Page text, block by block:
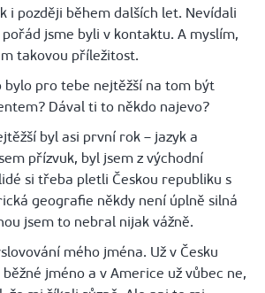
i později během dalších let. Nevídali
jsme byli v kontaktu. A myslím,
takovou příležitost.
bylo pro tebe nejtěžší na tom být
Dával ti to někdo najevo?
byl asi první rok – jazyk a
přízvuk, byl jsem z východní
si třeba pletli Českou republiku s
geografie někdy není úplně silná
jsem to nebral nijak vážně.
mého jména. Už v Česku
jméno a v Americe už vůbec ne,